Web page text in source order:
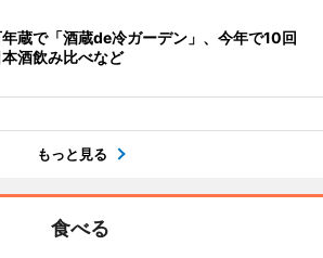
蔵で「酒蔵de冷ガーデン」、今年で10回
酒飲み比べなど
もっと見る
食べる